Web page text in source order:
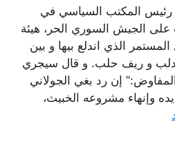
المكتب السياسي في
الجيش السوري الحر، هيئة
المستمر الذي اندلع بيها و بين
و ريف حلب. و قال سيجري
إن رد بغي الجولاني
وإنهاء مشروعه الخبيث،